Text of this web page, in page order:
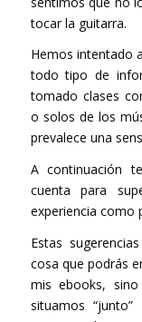
tocar la guitarra.
Hemos intentado
todo tipo de
tomado clases
o solos de los
prevalece una
A continuación
cuenta para
experiencia como
Estas
cosa que podrás
mis ebooks,
situamos